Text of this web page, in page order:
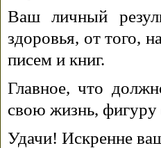
Ваш личный
здоровья, от того,
писем и книг.
Главное, что
свою жизнь, фигуру
Удачи! Искренне